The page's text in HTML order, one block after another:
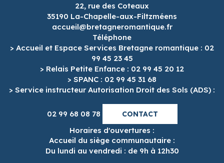
22, rue des Coteaux
35190 La-Chapelle-aux-Filtzméens
accueil@bretagneromantique.fr
Téléphone
> Accueil et Espace Services Bretagne romantique : 02
99 45 23 45
> Relais Petite Enfance : 02 99 45 20 12
> SPANC : 02 99 45 31 68
> Service instructeur Autorisation Droit des Sols (ADS) :
02 99 68 08 78 CONTACT
Horaires d'ouvertures :
Accueil du siège communautaire :
Du lundi au vendredi : de 9h à 12h30